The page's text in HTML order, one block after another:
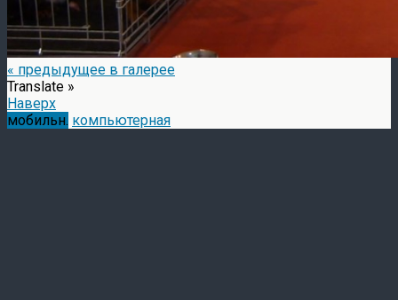
« предыдущее в галерее
Translate »
Наверх
мобильн. компьютерная